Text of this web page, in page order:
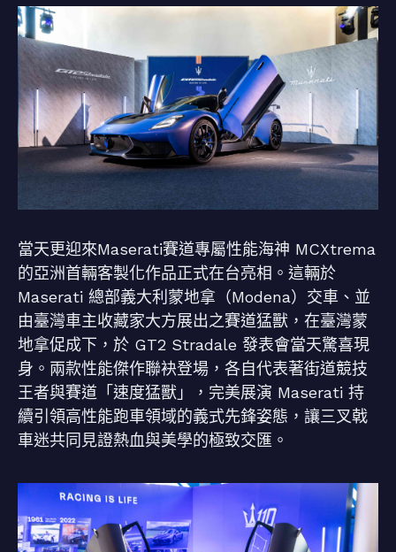
當天更迎來Maserati賽道專屬性能海神 MCXtrema
的亞洲首輛客製化作品正式在台亮相。這輛於
Maserati 總部義大利蒙地拿（Modena）交車、並
由臺灣車主收藏家大方展出之賽道猛獸，在臺灣蒙
地拿促成下，於 GT2 Stradale 發表會當天驚喜現
身。兩款性能傑作聯袂登場，各自代表著街道競技
王者與賽道「速度猛獸」，完美展演 Maserati 持
續引領高性能跑車領域的義式先鋒姿態，讓三叉戟
車迷共同見證熱血與美學的極致交匯。